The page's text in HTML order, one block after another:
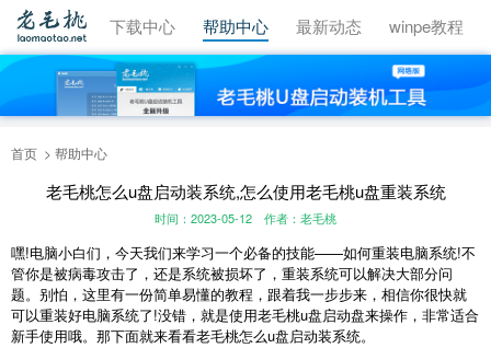
视频教程 下载中心 帮助中心 最新动态 winpe教程
首页 帮助中心
老毛桃怎么u盘启动装系统,怎么使用老毛桃u盘重装系统
时间：2023-05-12 作者：老毛桃
嘿!电脑小白们，今天我们来学习一个必备的技能——如何重装电脑系统!不
管你是被病毒攻击了，还是系统被损坏了，重装系统可以解决大部分问
题。别怕，这里有一份简单易懂的教程，跟着我一步步来，相信你很快就
可以重装好电脑系统了!没错，就是使用老毛桃u盘启动盘来操作，非常适合
新手使用哦。那下面就来看看老毛桃怎么u盘启动装系统。